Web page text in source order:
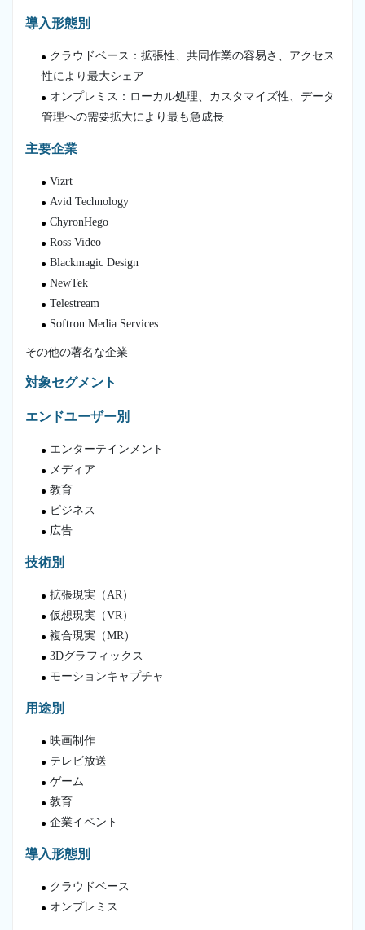
導入形態別
クラウドベース：拡張性、共同作業の容易さ、アクセス
性により最大シェア
オンプレミス：ローカル処理、カスタマイズ性、データ
管理への需要拡大により最も急成長
主要企業
Vizrt
Avid Technology
ChyronHego
Ross Video
Blackmagic Design
NewTek
Telestream
Softron Media Services
その他の著名な企業
対象セグメント
エンドユーザー別
エンターテインメント
メディア
教育
ビジネス
広告
技術別
拡張現実（AR）
仮想現実（VR）
複合現実（MR）
3Dグラフィックス
モーションキャプチャ
用途別
映画制作
テレビ放送
ゲーム
教育
企業イベント
導入形態別
クラウドベース
オンプレミス